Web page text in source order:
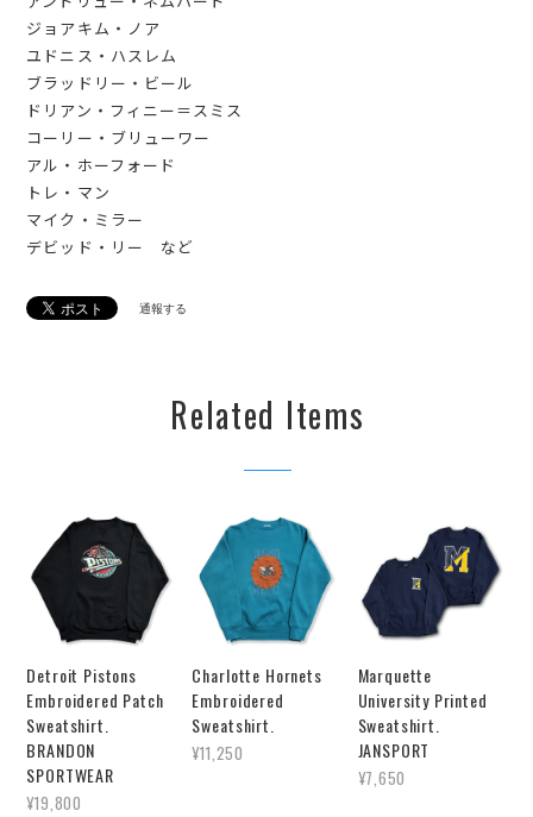
ジョアキム・ノア
ユドニス・ハスレム
ブラッドリー・ビール
ドリアン・フィニー＝スミス
コーリー・ブリューワー
アル・ホーフォード
トレ・マン
マイク・ミラー
デビッド・リー など
通報する
Related Items
Detroit Pistons
Embroidered Patch
Sweatshirt.
BRANDON
SPORTWEAR
¥19,800
Charlotte Hornets
Embroidered
Sweatshirt.
¥11,250
Marquette
University Printed
Sweatshirt.
JANSPORT
¥7,650